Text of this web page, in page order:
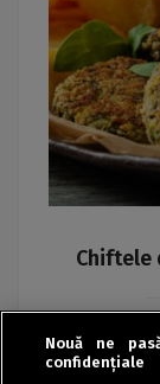
Chiftele
Nouă ne
confidențiale